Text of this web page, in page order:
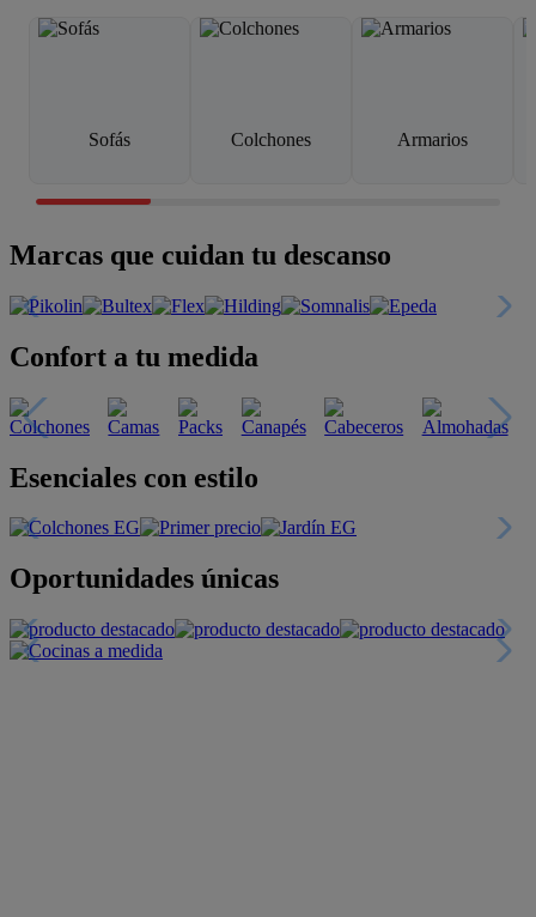
Sofás Colchones Armarios
Marcas que cuidan tu descanso
Confort a tu medida
Esenciales con estilo
Oportunidades únicas